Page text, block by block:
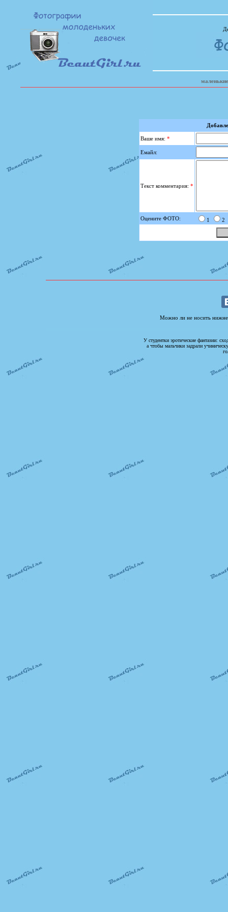
Ваше имя: *
Емайл:
Текст комментария: *
Оцените ФОТО: 1 2
Можно ли не носить
У студентки эротические фантазии:
а чтобы мальчики задрали